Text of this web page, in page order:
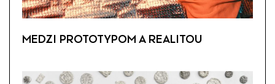
MEDZI PROTOTYPOM A REALITOU